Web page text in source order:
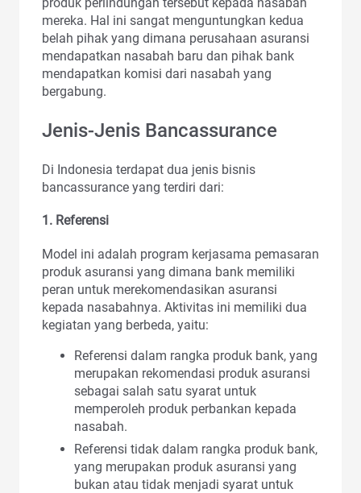
mereka. Hal ini sangat menguntungkan kedua
belah pihak yang dimana perusahaan asuransi
mendapatkan nasabah baru dan pihak bank
mendapatkan komisi dari nasabah yang
bergabung.
Jenis-Jenis Bancassurance
Di Indonesia terdapat dua jenis bisnis
bancassurance yang terdiri dari:
1. Referensi
Model ini adalah program kerjasama pemasaran
produk asuransi yang dimana bank memiliki
peran untuk merekomendasikan asuransi
kepada nasabahnya. Aktivitas ini memiliki dua
kegiatan yang berbeda, yaitu:
Referensi dalam rangka produk bank, yang
merupakan rekomendasi produk asuransi
sebagai salah satu syarat untuk
memperoleh produk perbankan kepada
nasabah.
Referensi tidak dalam rangka produk bank,
yang merupakan produk asuransi yang
bukan atau tidak menjadi syarat untuk